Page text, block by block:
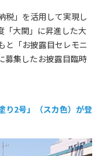
税」を活用して実現し
「大関」に昇進した大
と「お披露目セレモニ
募集したお披露目臨時
り2号」（スカ色）が登